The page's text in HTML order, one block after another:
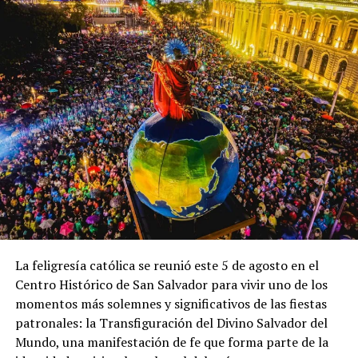
Relacionado
Advierten que esta inocente
cocina de gas puede
causarte hasta la muerte
8 septiembre, 2023
En «Principal»
FOTOS | Mujer termina con
quemaduras tras
incendiarse el cilindro del gas
mientras cocinaba
18 septiembre, 2020
En «Nacionales»
Defensoría detecta
La feligresía católica se reunió este 5 de agosto en el
Centro Histórico de San Salvador para vivir uno de los
momentos más solemnes y significativos de las fiestas
patronales: la Transfiguración del Divino Salvador del
Mundo, una manifestación de fe que forma parte de la